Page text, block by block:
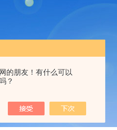
的朋友！有什么可以
？